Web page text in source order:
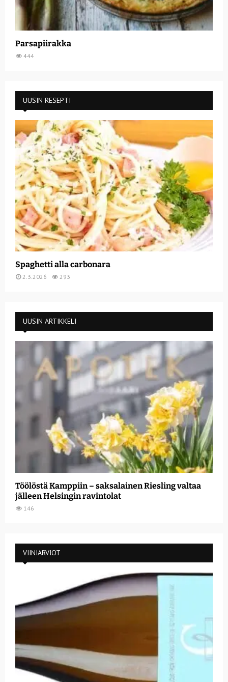
Parsapiirakka
444
UUSIN RESEPTI
Spaghetti alla carbonara
2.3.2026 293
UUSIN ARTIKKELI
Töölöstä Kamppiin – saksalainen Riesling valtaa
jälleen Helsingin ravintolat
146
VIINIARVIOT